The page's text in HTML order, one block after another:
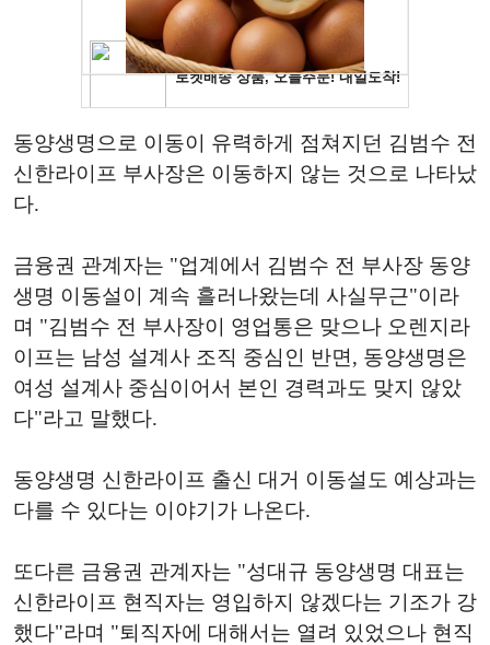
동양생명으로 이동이 유력하게 점쳐지던 김범수 전
신한라이프 부사장은 이동하지 않는 것으로 나타났
다.
금융권 관계자는 "업계에서 김범수 전 부사장 동양
생명 이동설이 계속 흘러나왔는데 사실무근"이라
며 "김범수 전 부사장이 영업통은 맞으나 오렌지라
이프는 남성 설계사 조직 중심인 반면, 동양생명은
여성 설계사 중심이어서 본인 경력과도 맞지 않았
다"라고 말했다.
동양생명 신한라이프 출신 대거 이동설도 예상과는
다를 수 있다는 이야기가 나온다.
또다른 금융권 관계자는 "성대규 동양생명 대표는
신한라이프 현직자는 영입하지 않겠다는 기조가 강
했다"라며 "퇴직자에 대해서는 열려 있었으나 현직